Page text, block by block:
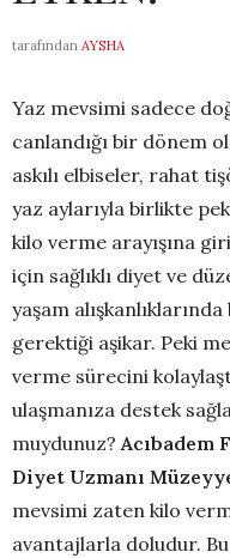
tarafından AYSHA
Yaz mevsimi sadece
canlandığı bir dönem
askılı elbiseler, rahat
yaz aylarıyla birlikte
kilo verme arayışına
için sağlıklı diyet ve
yaşam
gerektiği aşikar. Peki
verme sürecini
ulaşmanıza destek
muydunuz? Acıbadem
Diyet Uzmanı
mevsimi zaten kilo
avantajlarla doludur.